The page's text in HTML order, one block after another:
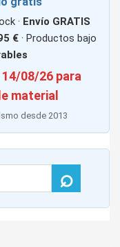
· Envío GRATIS
€ · Productos bajo
08/26 para
material
desde 2013